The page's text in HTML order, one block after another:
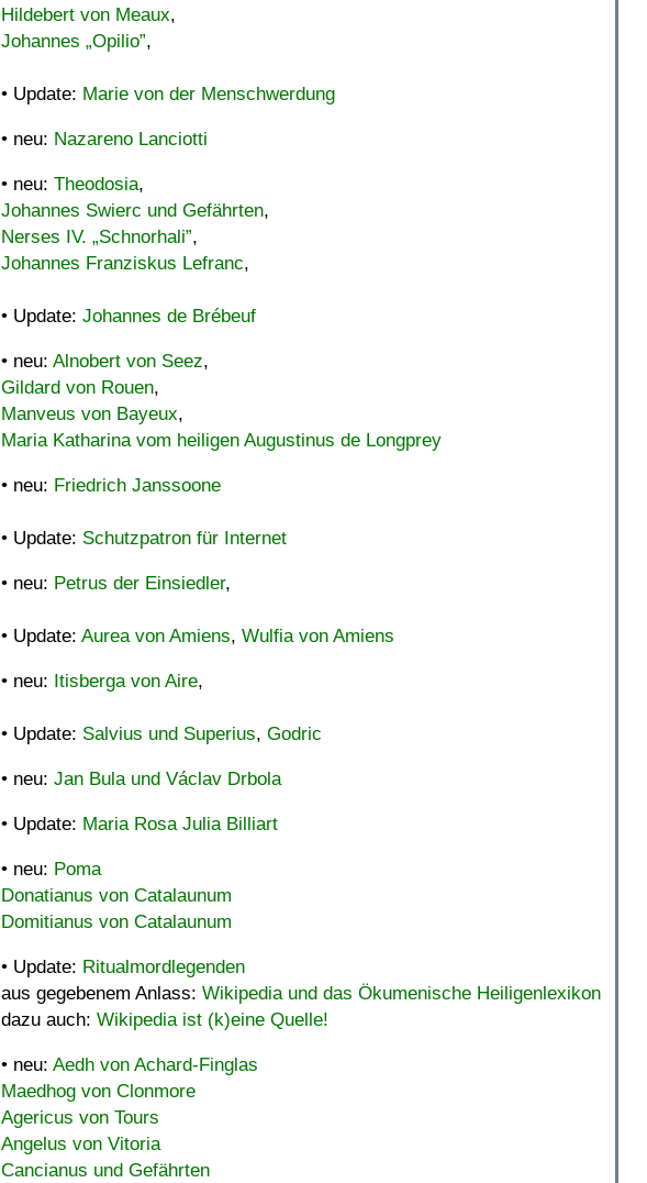
Hildebert von Meaux,
Johannes „Opilio”,
• Update: Marie von der Menschwerdung
• neu: Nazareno Lanciotti
• neu: Theodosia,
Johannes Swierc und Gefährten,
Nerses IV. „Schnorhali”,
Johannes Franziskus Lefranc,
• Update: Johannes de Brébeuf
• neu: Alnobert von Seez,
Gildard von Rouen,
Manveus von Bayeux,
Maria Katharina vom heiligen Augustinus de Longprey
• neu: Friedrich Janssoone
• Update: Schutzpatron für Internet
• neu: Petrus der Einsiedler,
• Update: Aurea von Amiens, Wulfia von Amiens
• neu: Itisberga von Aire,
• Update: Salvius und Superius, Godric
• neu: Jan Bula und Václav Drbola
• Update: Maria Rosa Julia Billiart
• neu: Poma
Donatianus von Catalaunum
Domitianus von Catalaunum
• Update: Ritualmordlegenden
aus gegebenem Anlass: Wikipedia und das Ökumenische Heiligenlexikon
dazu auch: Wikipedia ist (k)eine Quelle!
• neu: Aedh von Achard-Finglas
Maedhog von Clonmore
Agericus von Tours
Angelus von Vitoria
Cancianus und Gefährten